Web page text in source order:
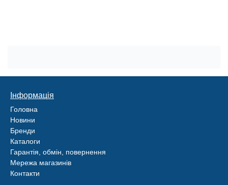
Інформація
Головна
Новини
Бренди
Каталоги
Гарантія, обмін, повернення
Мережа магазинів
Контакти